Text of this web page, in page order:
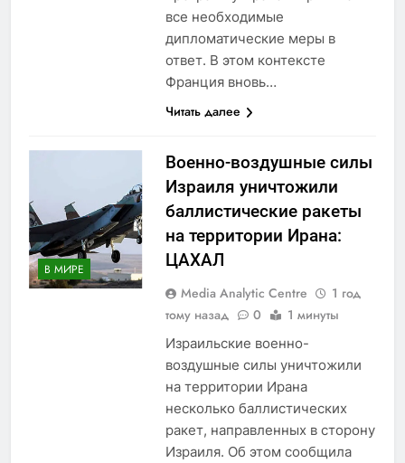
все необходимые
дипломатические меры в
ответ. В этом контексте
Франция вновь…
Читать далее
В МИРЕ
Военно-воздушные силы
Израиля уничтожили
баллистические ракеты
на территории Ирана:
ЦАХАЛ
Media Analytic Centre
1 год
тому назад
0 1 минуты
Израильские военно-
воздушные силы уничтожили
на территории Ирана
несколько баллистических
ракет, направленных в сторону
Израиля. Об этом сообщила